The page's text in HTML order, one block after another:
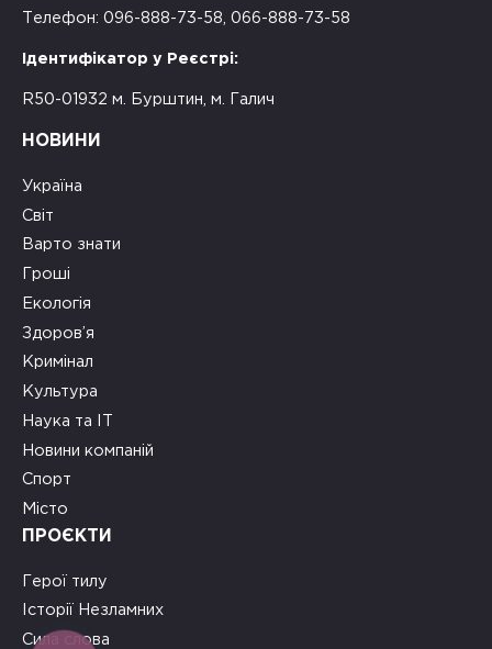
Телефон: 096-888-73-58, 066-888-73-58
Ідентифікатор у Реєстрі:
R50-01932 м. Бурштин, м. Галич
НОВИНИ
Україна
Світ
Варто знати
Гроші
Екологія
Здоров’я
Кримінал
Культура
Наука та ІТ
Новини компаній
Спорт
Місто
ПРОЄКТИ
Герої тилу
Історії Незламних
Сила слова